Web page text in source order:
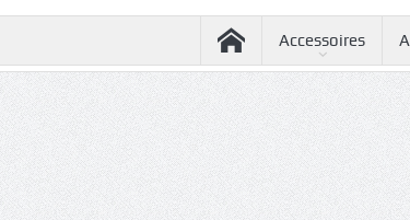
Accessoires